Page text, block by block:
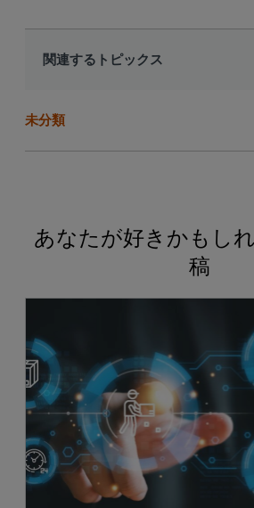
関連するトピックス
未分類
あなたが好きかもし
稿